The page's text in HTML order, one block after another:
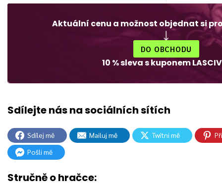
Aktuální cenu a možnost objednat si
DO OBCHODU
10 % sleva s kuponem
Sdílej mě Mailuj mě Twítni mě
Pošli mě
Stručně o hračce: